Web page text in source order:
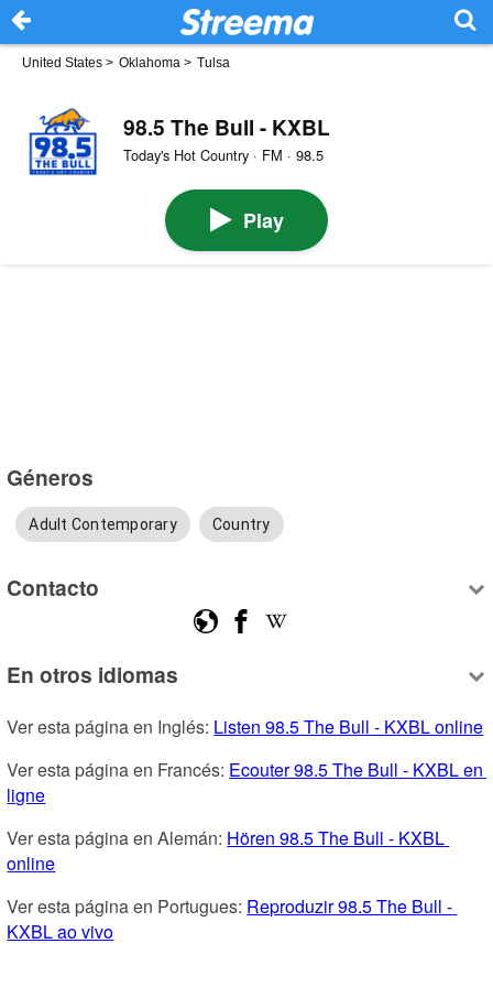
United States > Oklahoma > Tulsa
98.5 The Bull - KXBL
Today's Hot Country · FM · 98.5
Play
Géneros
Adult Contemporary Country
Contacto
En otros idiomas
Ver esta página en Inglés: Listen 98.5 The Bull - KXBL online
Ver esta página en Francés: Ecouter 98.5 The Bull - KXBL en
ligne
Ver esta página en Alemán: Hören 98.5 The Bull - KXBL
online
Ver esta página en Portugues: Reproduzir 98.5 The Bull -
KXBL ao vivo